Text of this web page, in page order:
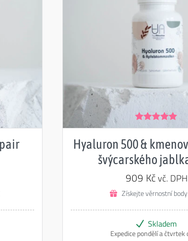
Hodnocení
Hyaluron 500 &
švýcarského
909 Kčvč. DPH
Získejte věrnostní
Skladem
Expedice pondělí a čtvrtek